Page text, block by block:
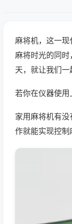
麻将机，这一
麻将时光的同
天，就让我们一
若你在仪器使
家用麻将机有
作就能实现控制